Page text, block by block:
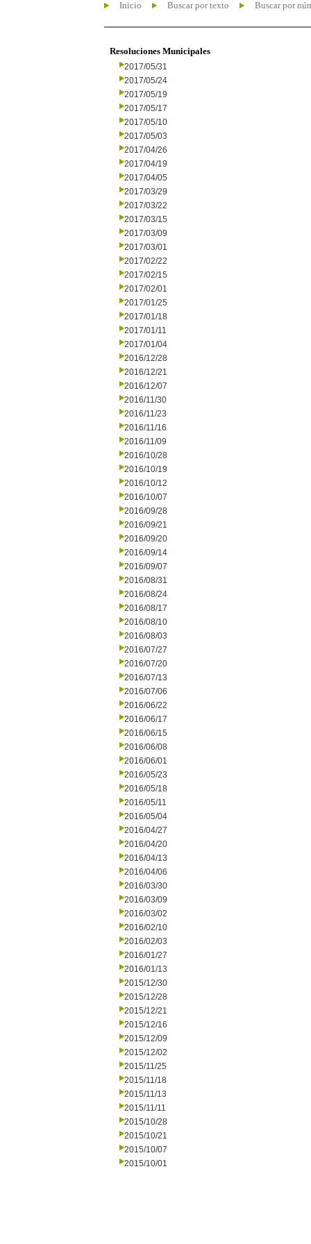
Inicio Buscar por texto Buscar por
Resoluciones Municipales
2017/05/31
2017/05/24
2017/05/19
2017/05/17
2017/05/10
2017/05/03
2017/04/26
2017/04/19
2017/04/05
2017/03/29
2017/03/22
2017/03/15
2017/03/09
2017/03/01
2017/02/22
2017/02/15
2017/02/01
2017/01/25
2017/01/18
2017/01/11
2017/01/04
2016/12/28
2016/12/21
2016/12/07
2016/11/30
2016/11/23
2016/11/16
2016/11/09
2016/10/28
2016/10/19
2016/10/12
2016/10/07
2016/09/28
2016/09/21
2016/09/20
2016/09/14
2016/09/07
2016/08/31
2016/08/24
2016/08/17
2016/08/10
2016/08/03
2016/07/27
2016/07/20
2016/07/13
2016/07/06
2016/06/22
2016/06/17
2016/06/15
2016/06/08
2016/06/01
2016/05/23
2016/05/18
2016/05/11
2016/05/04
2016/04/27
2016/04/20
2016/04/13
2016/04/06
2016/03/30
2016/03/09
2016/03/02
2016/02/10
2016/02/03
2016/01/27
2016/01/13
2015/12/30
2015/12/28
2015/12/21
2015/12/16
2015/12/09
2015/12/02
2015/11/25
2015/11/18
2015/11/13
2015/11/11
2015/10/28
2015/10/21
2015/10/07
2015/10/01